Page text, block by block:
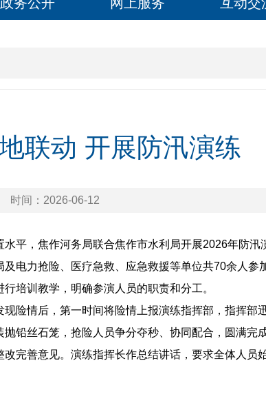
联动 开展防汛演练
时间： 2026-06-12
平，焦作河务局联合焦作市水利局开展2026年防汛
电力抢险、医疗急救、应急救援等单位共70余人参
培训教学，明确参演人员的职责和分工。
险情后，第一时间将险情上报演练指挥部，指挥部
铅丝石笼，抢险人员争分夺秒、协同配合，圆满完
完善意见。演练指挥长作总结讲话，要求全体人员